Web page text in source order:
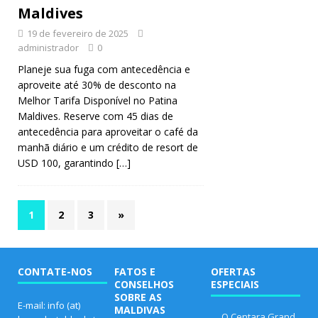
Maldives
19 de fevereiro de 2025
administrador
0
Planeje sua fuga com antecedência e
aproveite até 30% de desconto na
Melhor Tarifa Disponível no Patina
Maldives. Reserve com 45 dias de
antecedência para aproveitar o café da
manhã diário e um crédito de resort de
USD 100, garantindo […]
1 2 3 »
CONTATE-NOS
E-mail: info (at)
FATOS E
CONSELHOS
SOBRE AS
MALDIVAS
OFERTAS
ESPECIAIS